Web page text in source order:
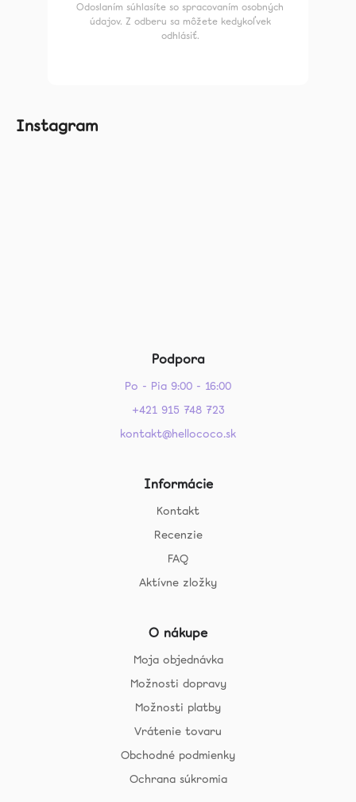
Odoslaním súhlasíte so spracovaním osobných
údajov. Z odberu sa môžete kedykoľvek
odhlásiť.
Instagram
Podpora
Po - Pia 9:00 - 16:00
+421 915 748 723
kontakt@hellococo.sk
Informácie
Kontakt
Recenzie
FAQ
Aktívne zložky
O nákupe
Moja objednávka
Možnosti dopravy
Možnosti platby
Vrátenie tovaru
Obchodné podmienky
Ochrana súkromia